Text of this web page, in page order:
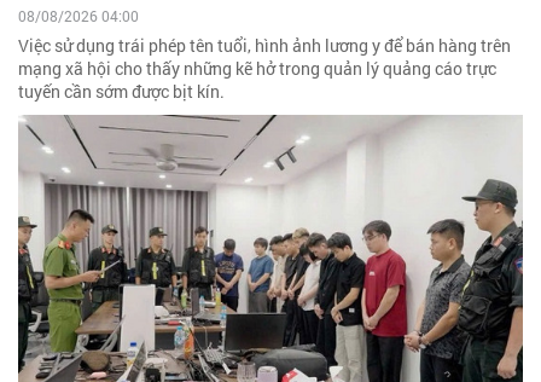
08/08/2026 04:00
Việc sử dụng trái phép tên tuổi, hình ảnh lương y để bán hàng trên
mạng xã hội cho thấy những kẽ hở trong quản lý quảng cáo trực
tuyến cần sớm được bịt kín.